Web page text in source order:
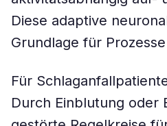
Diese adaptive
Grundlage für
Für
Durch Einblutung oder